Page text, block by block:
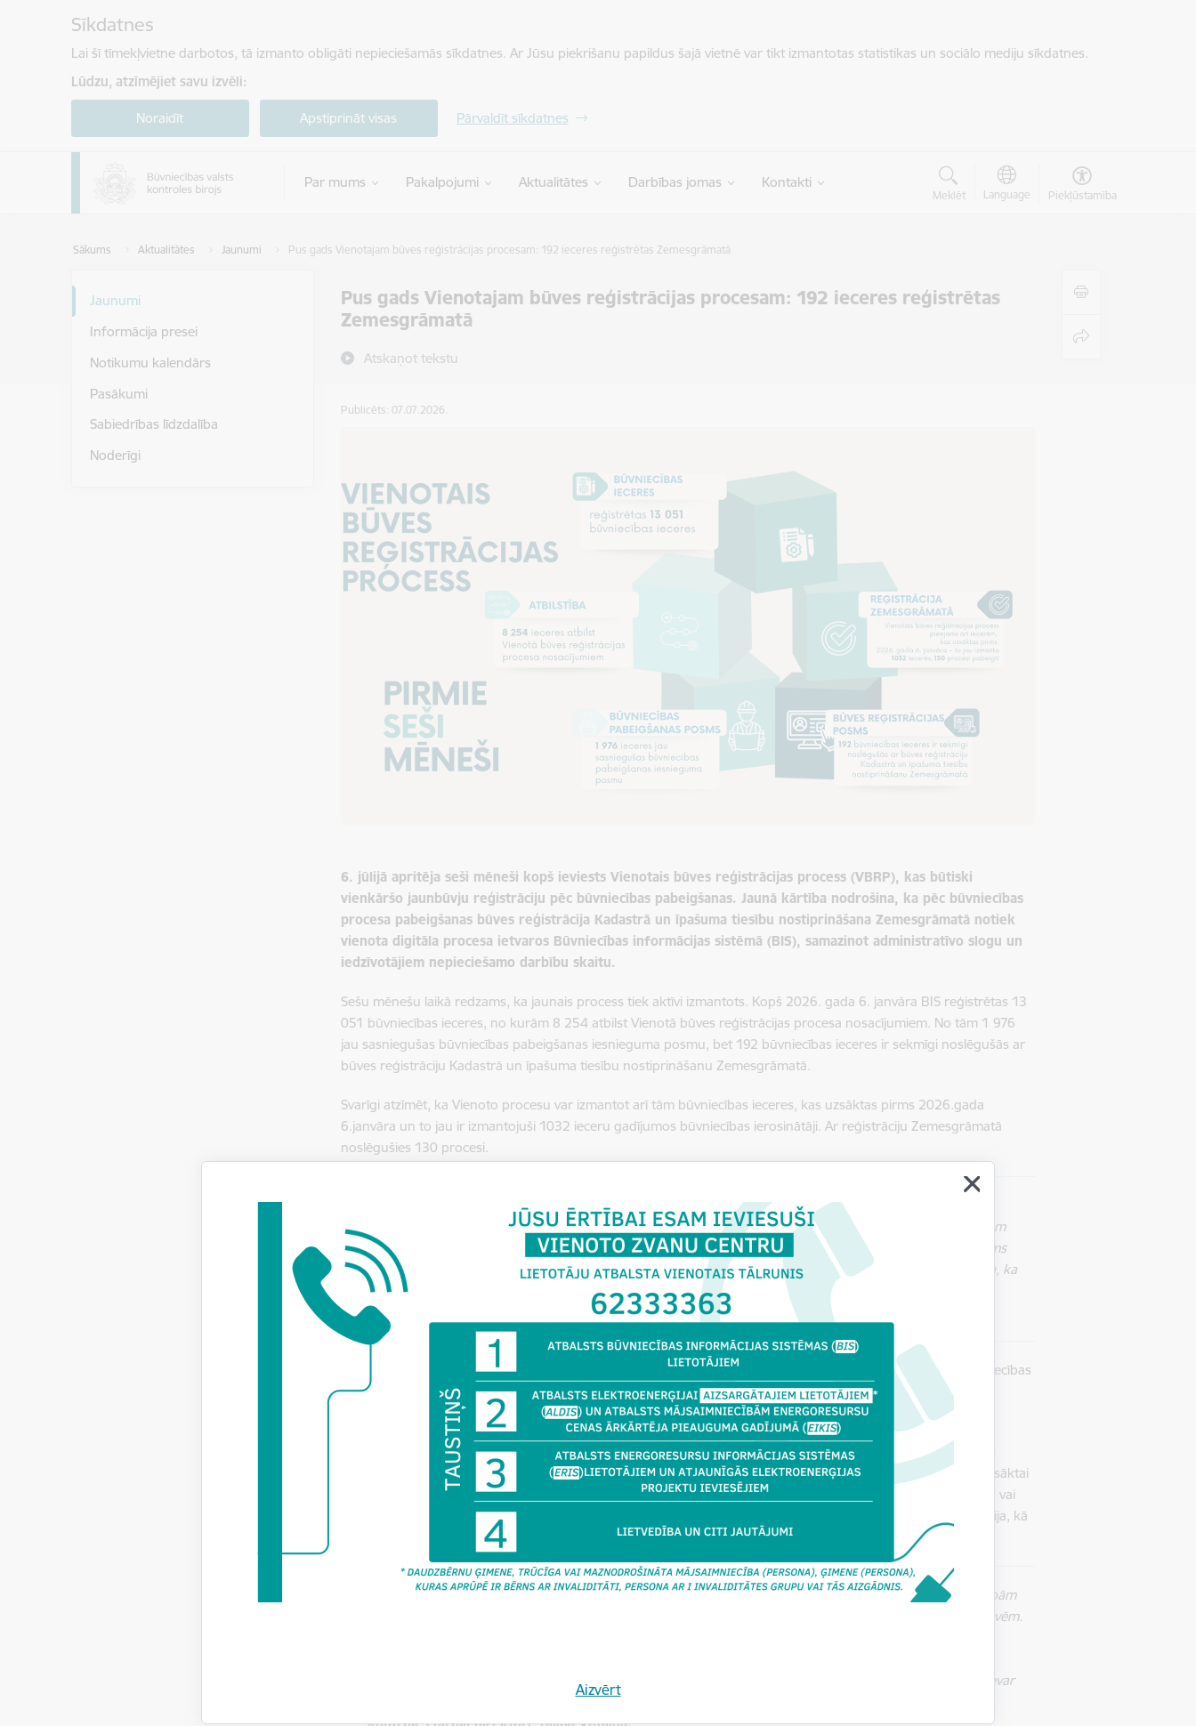
Sīkdatnes
Lai šī tīmekļvietne darbotos, tā izmanto obligāti nepieciešamās sīkdatnes. Ar Jūsu piekrišanu papildus šajā vietnē var tikt izmantotas statistikas un sociālo mediju sīkdatnes.
Lūdzu, atzīmējiet savu izvēli:
Noraidīt Apstiprināt visas Pārvaldīt sīkdatnes
Par mums Pakalpojumi Aktualitātes Darbības jomas Kontakti
Meklēt Language Piekļūstamība
Sākums Aktualitātes Jaunumi Pus gads Vienotajam būves reģistrācijas procesam: 192 ieceres reģistrētas Zemesgrāmatā
Pus gads Vienotajam būves reģistrācijas procesam: 192 ieceres reģistrētas
Zemesgrāmatā
Atskaņot tekstu
Aizvērt
Jaunumi
Informācija presei
Notikumu kalendārs
Pasākumi
Sabiedrības līdzdalība
Noderīgi
Publicēts: 07.07.2026.
6. jūlijā apritēja seši mēneši kopš ieviests Vienotais būves reģistrācijas process (VBRP), kas būtiski
vienkāršo jaunbūvju reģistrāciju pēc būvniecības pabeigšanas. Jaunā kārtība nodrošina, ka pēc būvniecības
procesa pabeigšanas būves reģistrācija Kadastrā un īpašuma tiesību nostiprināšana Zemesgrāmatā notiek
vienota digitāla procesa ietvaros Būvniecības informācijas sistēmā (BIS), samazinot administratīvo slogu un
iedzīvotājiem nepieciešamo darbību skaitu.
Sešu mēnešu laikā redzams, ka jaunais process tiek aktīvi izmantots. Kopš 2026. gada 6. janvāra BIS reģistrētas 13
051 būvniecības ieceres, no kurām 8 254 atbilst Vienotā būves reģistrācijas procesa nosacījumiem. No tām 1 976
jau sasniegušas būvniecības pabeigšanas iesnieguma posmu, bet 192 būvniecības ieceres ir sekmīgi noslēgušās ar
būves reģistrāciju Kadastrā un īpašuma tiesību nostiprināšanu Zemesgrāmatā.
Svarīgi atzīmēt, ka Vienoto procesu var izmantot arī tām būvniecības ieceres, kas uzsāktas pirms 2026.gada
6.janvāra un to jau ir izmantojuši 1032 ieceru gadījumos būvniecības ierosinātāji. Ar reģistrāciju Zemesgrāmatā
noslēgušies 130 procesi.
Vienotais būves reģistrācijas process ir solis ceļā uz vienkāršāku, ātrāku un mūsdienīgāku būvniecības
procesu. Mūsu mērķis ir mazināt administratīvo slogu un nodrošināt, ka cilvēkiem nav jāstaigā pa vairākām
iestādēm, lai pabeigtu vienu būvniecības projektu. Jo vienkāršāki un efektīvāki ir procesi, jo ātrāk iespējams
īstenot ieceres, attīstīt īpašumus un veicināt ekonomisko izaugsmi. Pirmo sešu mēnešu pieredze apliecina, ka
virziens ir pareizs, un mēs turpināsim paplašināt sistēmu, lai to varētu izmantot pilnīgi visām būvniecības
iecerēm
ekonomikas ministrs Viktors Valainis.
Pirmajos sešos mēnešos Vienotā būvju reģistrācijas procesa ilgums bijis atšķirīgs atkarībā no konkrētās būvniecības
ieceres un tās sarežģītības. Ātrākais process no būvniecības pabeigšanas iesnieguma līdz būves reģistrācijai
noslēdzies piecu dienu laikā, savukārt ilgākais ilga 141 dienu. Vidējais procesa ilgums šobrīd ir 37 dienas.
Viens no galvenajiem priekšnoteikumiem Vienotā būves reģistrācijas procesa piemērošanai ir tas, ka būve tiek
būvēta uz sev piederošas zemes. Tiem, kuri vēlas pāriet uz Vienoto būves reģistrācijas procesu jau iepriekš uzsāktai
būvniecības iecerei, BIS jābūt norādītai informācijai par ēkas īpašniekiem, jāpapildina būvprojekts ar stāvplānu vai
telpu grupu plānu un ģenerālplāna vektordatnēm, jāpievieno izpildmērījumu vektordatnes un ēkas fotofiksācija, kā
arī jāveic vienotā maksājuma apmaksa par reģistrāciju Kadastrā un Zemesgrāmatā.
Iegūtā pieredze ļāvusi identificēt biežāk sastopamos izaicinājumus. Visbiežāk tie saistīti ar datu neatbilstībām
valsts informācijas sistēmās, piemēram, neprecīzi reģistrētiem īpašniekiem vai Kadastrā nereģistrētām būvēm.
būvniecības veidu vai īpašnieku informāciju. Atsevišķos gadījumos radušās arī situācijas, kuras sistēma nevar
automātiski identificēt, jo tās nav nosakāmas pēc strukturētajiem datiem